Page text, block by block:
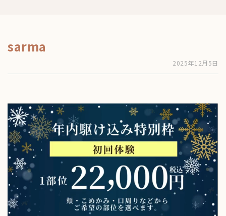
sarma
2025年12月5日
動
画
プ
レ
ー
ー